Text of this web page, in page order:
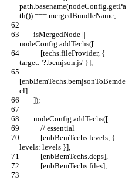
path.basename(nodeConfig.getPa
th()) === mergedBundleName;
nodeConfig.addTechs([
target: '?.bemjson.js' }],
[enbBemTechs.bemjsonToBemde
cl]
        ]);
        nodeConfig.addTechs([
            // essential
levels: levels }],
            [enbBemTechs.deps],
            [enbBemTechs.files],